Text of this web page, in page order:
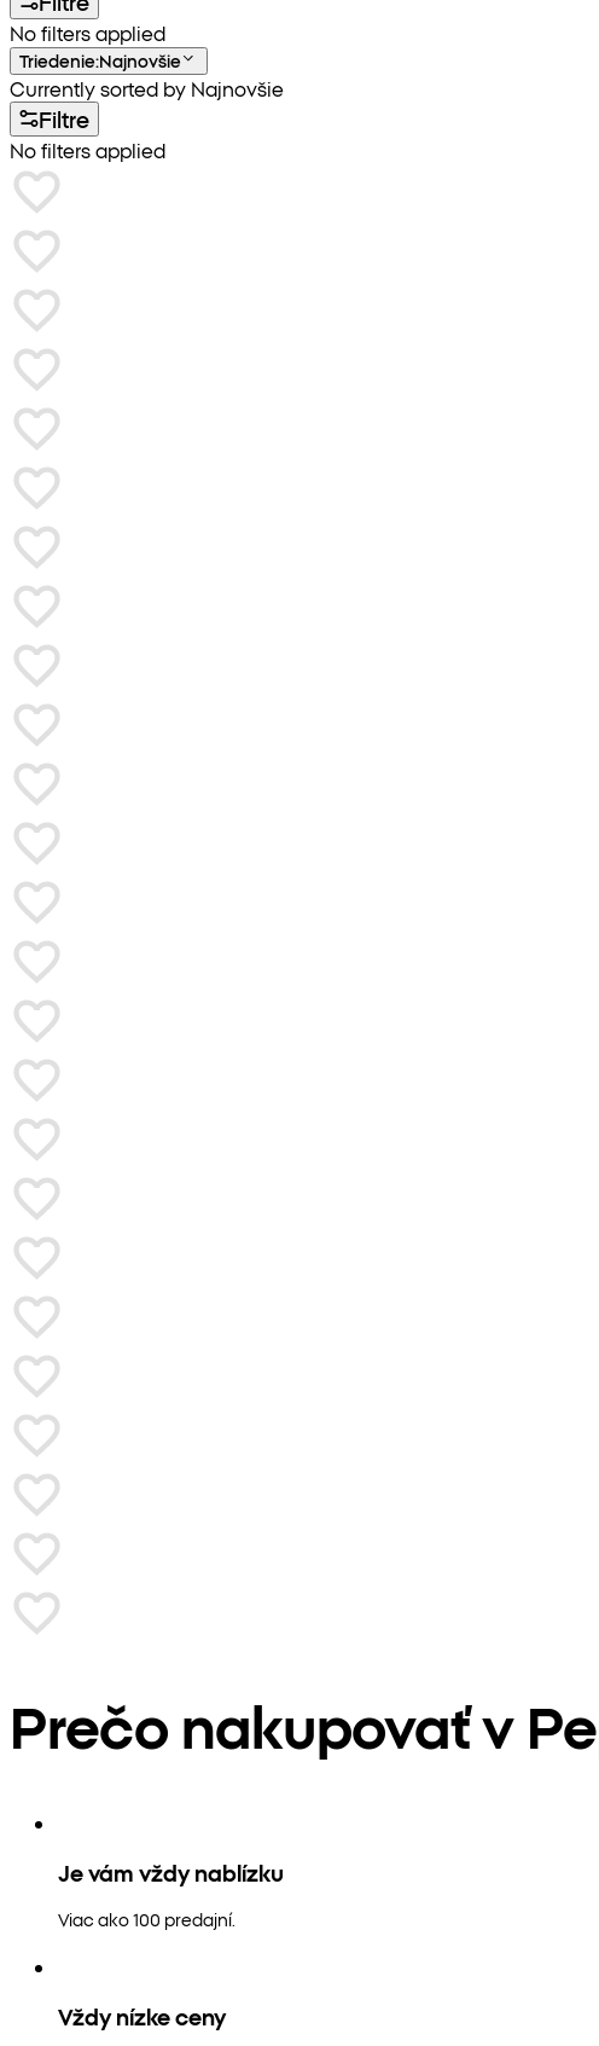
No filters applied
Triedenie:Najnovšie
Currently sorted by Najnovšie
Filtre
No filters applied
Prečo nakupovať v
Je vám vždy nablízku
Viac ako 100 predajní.
Vždy nízke ceny